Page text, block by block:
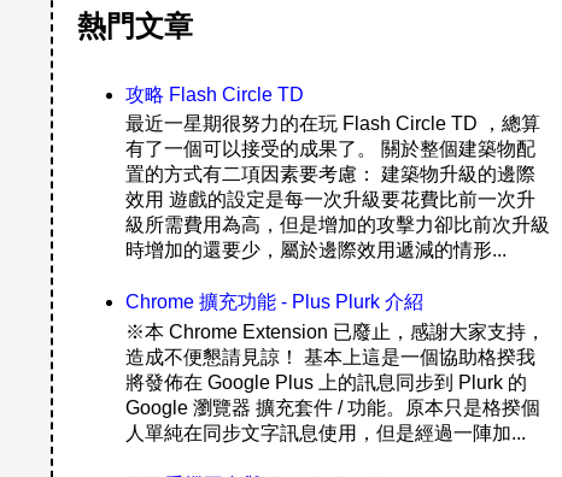
熱門文章
攻略 Flash Circle TD
最近一星期很努力的在玩 Flash Circle TD ，總算
有了一個可以接受的成果了。 關於整個建築物配
置的方式有二項因素要考慮： 建築物升級的邊際
效用 遊戲的設定是每一次升級要花費比前一次升
級所需費用為高，但是增加的攻擊力卻比前次升級
時增加的還要少，屬於邊際效用遞減的情形...
Chrome 擴充功能 - Plus Plurk 介紹
※本 Chrome Extension 已廢止，感謝大家支持，
造成不便懇請見諒！ 基本上這是一個協助格揆我
將發佈在 Google Plus 上的訊息同步到 Plurk 的
Google 瀏覽器 擴充套件 / 功能。原本只是格揆個
人單純在同步文字訊息使用，但是經過一陣加...